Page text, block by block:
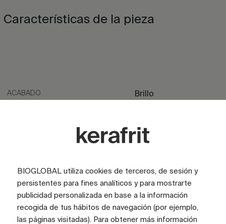
Características de la pieza
ACABADO Brillo
Marmol
COLOR Azul
TAMAÑO CARAS (CM) 120x270
TAMAÑO TOTAL GRÁFICA (CM) 120x270 (3 caras)
BIOGLOBAL utiliza cookies de terceros, de sesión y
persistentes para fines analíticos y para mostrarte
publicidad personalizada en base a la información
recogida de tus hábitos de navegación (por ejemplo,
las páginas visitadas). Para obtener más información